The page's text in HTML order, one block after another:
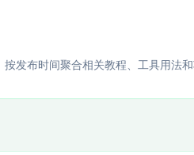
发布时间聚合相关教程、工具用法和